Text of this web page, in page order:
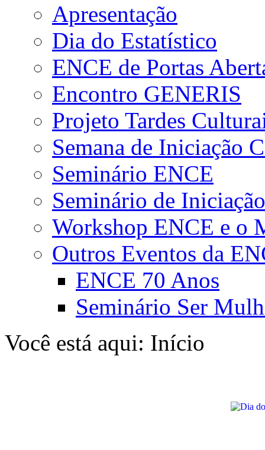
Apresentação
Dia do Estatístico
ENCE de Portas
Encontro GENERIS
Projeto Tardes
Semana de Iniciação
Seminário ENCE
Seminário de
Workshop ENCE e o
Outros Eventos da
ENCE 70 Anos
Seminário Ser
Você está aqui: Início